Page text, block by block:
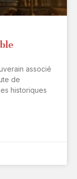
associé
de
historiques